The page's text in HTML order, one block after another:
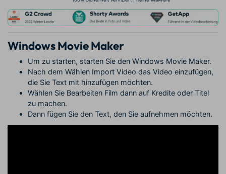
Windows Movie Maker
Um zu starten, starten Sie den Windows Movie Maker.
Nach dem Wählen Import Video das Video einzufügen,
die Sie Text mit hinzufügen möchten.
Wählen Sie Bearbeiten Film dann auf Kredite oder Titel
zu machen.
Dann fügen Sie den Text, den Sie aufnehmen möchten.